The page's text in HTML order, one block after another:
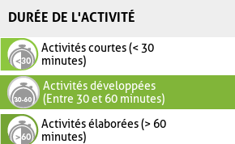
DURÉE DE L'ACTIVITÉ
Activités courtes (< 30
minutes)
Activités développées
(Entre 30 et 60 minutes)
Activités élaborées (> 60
minutes)